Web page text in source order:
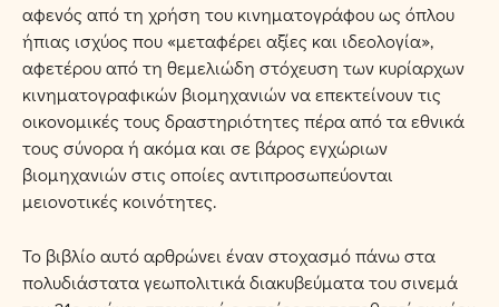
αφενός από τη χρήση του κινηματογράφου ως όπλου
ήπιας ισχύος που «μεταφέρει αξίες και ιδεολογία»,
αφετέρου από τη θεμελιώδη στόχευση των κυρίαρχων
κινηματογραφικών βιομηχανιών να επεκτείνουν τις
οικονομικές τους δραστηριότητες πέρα από τα εθνικά
τους σύνορα ή ακόμα και σε βάρος εγχώριων
βιομηχανιών στις οποίες αντιπροσωπεύονται
μειονοτικές κοινότητες.
Το βιβλίο αυτό αρθρώνει έναν στοχασμό πάνω στα
πολυδιάστατα γεωπολιτικά διακυβεύματα του σινεμά